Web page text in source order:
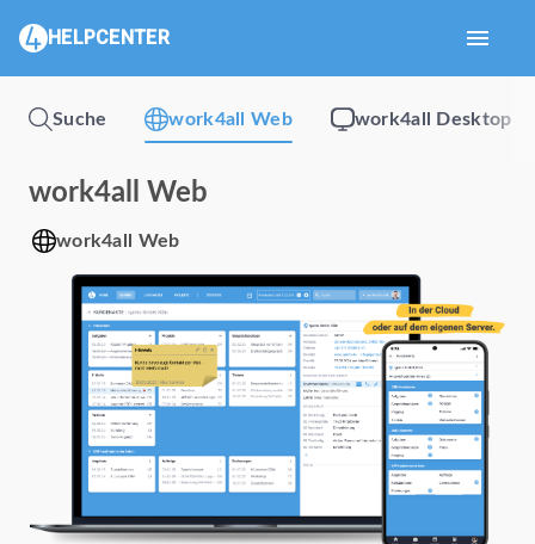
HELPCENTER menu
Suche work4all Web work4all Desktop
work4all Web
work4all Web